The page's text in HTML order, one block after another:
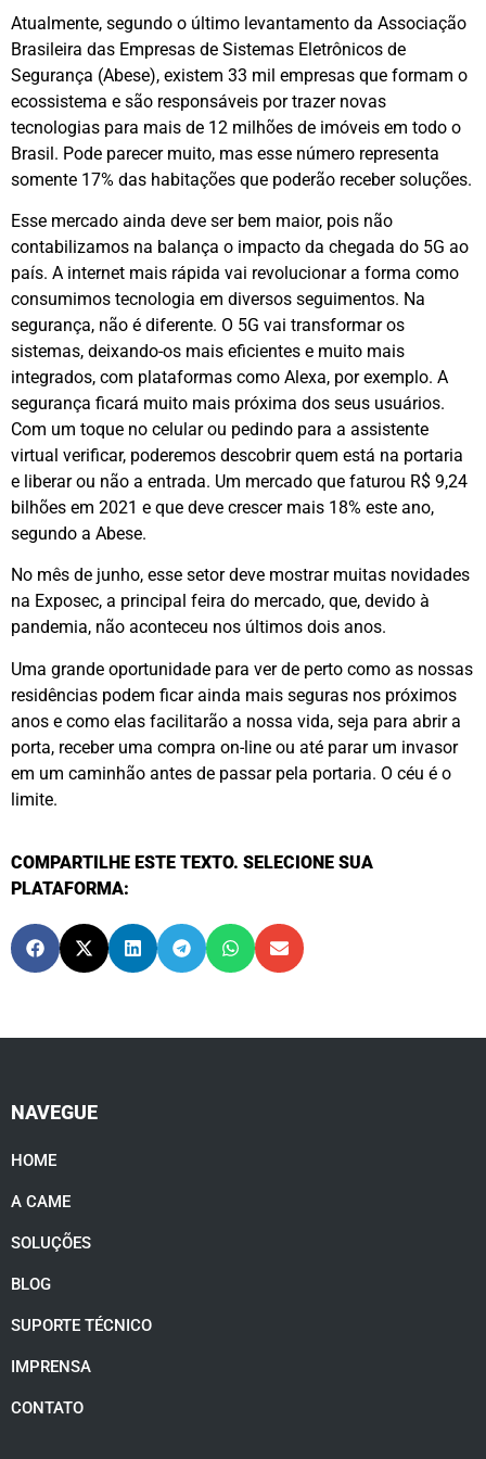
Atualmente, segundo o último levantamento da Associação
Brasileira das Empresas de Sistemas Eletrônicos de
Segurança (Abese), existem 33 mil empresas que formam o
ecossistema e são responsáveis por trazer novas
tecnologias para mais de 12 milhões de imóveis em todo o
Brasil. Pode parecer muito, mas esse número representa
somente 17% das habitações que poderão receber soluções.
Esse mercado ainda deve ser bem maior, pois não
contabilizamos na balança o impacto da chegada do 5G ao
país. A internet mais rápida vai revolucionar a forma como
consumimos tecnologia em diversos seguimentos. Na
segurança, não é diferente. O 5G vai transformar os
sistemas, deixando-os mais eficientes e muito mais
integrados, com plataformas como Alexa, por exemplo. A
segurança ficará muito mais próxima dos seus usuários.
Com um toque no celular ou pedindo para a assistente
virtual verificar, poderemos descobrir quem está na portaria
e liberar ou não a entrada. Um mercado que faturou R$ 9,24
bilhões em 2021 e que deve crescer mais 18% este ano,
segundo a Abese.
No mês de junho, esse setor deve mostrar muitas novidades
na Exposec, a principal feira do mercado, que, devido à
pandemia, não aconteceu nos últimos dois anos.
Uma grande oportunidade para ver de perto como as nossas
residências podem ficar ainda mais seguras nos próximos
anos e como elas facilitarão a nossa vida, seja para abrir a
porta, receber uma compra on-line ou até parar um invasor
em um caminhão antes de passar pela portaria. O céu é o
limite.
COMPARTILHE ESTE TEXTO. SELECIONE SUA
PLATAFORMA:
NAVEGUE
HOME
A CAME
SOLUÇÕES
BLOG
SUPORTE TÉCNICO
IMPRENSA
CONTATO